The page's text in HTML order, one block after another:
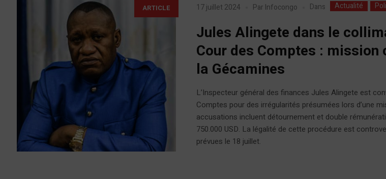
ARTICLE 17 juillet 2024 Par Infocongo Dans Actualité
Jules Alingete dans le
Cour des Comptes : mission
la Gécamines
L’Inspecteur général des finances Jules Alingete est
Comptes pour des irrégularités présumées lors d’une
accusations incluent détournement et double
750.000 USD. La légalité de cette procédure est
prévues le 18 juillet.